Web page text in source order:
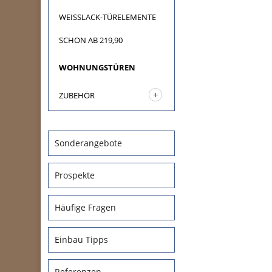
WEISSLACK-TÜRELEMENTE
SCHON AB 219,90
WOHNUNGSTÜREN
ZUBEHÖR
Sonderangebote
Prospekte
Häufige Fragen
Einbau Tipps